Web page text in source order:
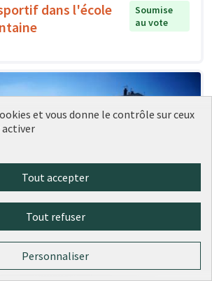
dans l'école
Soumise
au vote
et vous donne le contrôle sur ceux
activer
Tout accepter
Tout refuser
Personnaliser